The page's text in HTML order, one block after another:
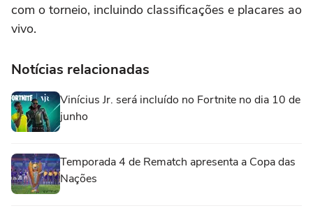
com o torneio, incluindo classificações e placares ao
vivo.
Notícias relacionadas
Vinícius Jr. será incluído no Fortnite no dia 10 de
junho
Temporada 4 de Rematch apresenta a Copa das
Nações